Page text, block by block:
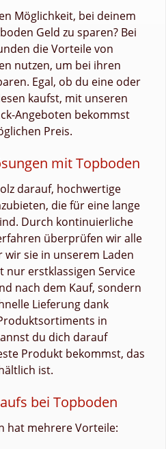
Möglichkeit, bei deinem
Geld zu sparen? Bei
die Vorteile von
nutzen, um bei ihren
Egal, ob du eine oder
kaufst, mit unseren
Angeboten bekommst
Preis.
mit Topboden
darauf, hochwertige
die für eine lange
Durch kontinuierliche
überprüfen wir alle
sie in unserem Laden
erstklassigen Service
nach dem Kauf, sondern
Lieferung dank
in
du dich darauf
Produkt bekommst, das
ist.
bei Topboden
hat mehrere Vorteile: